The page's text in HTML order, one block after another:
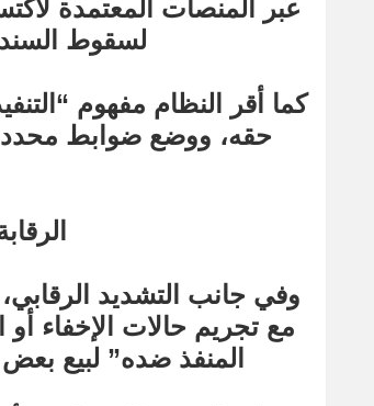
لسقوط السند
كما أقر النظام مفهوم
حقه، ووضع ضوابط
وفي جانب التشديد
مع تجريم حالات الإخفاء
المنفذ ضده” لبيع